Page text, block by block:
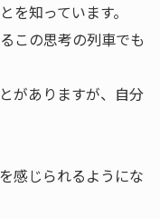
を知っています。
この思考の列車でも
がありますが、自分
感じられるようにな